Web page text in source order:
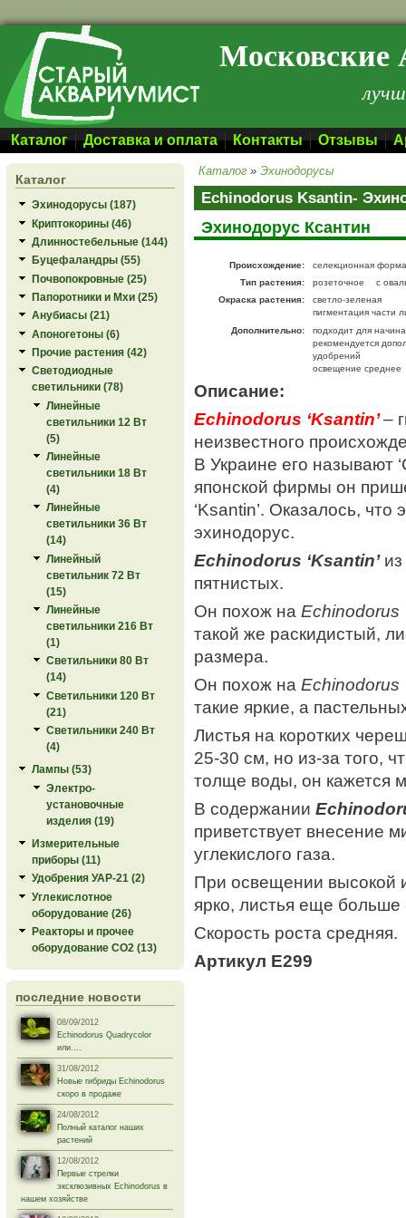
Перейти к основному содержанию Московские
Каталог Доставка и оплата Контакты Отзывы
Каталог
Эхинодорусы (187)
Криптокорины (46)
Длинностебельные (144)
Буцефаландры (55)
Почвопокровные (25)
Папоротники и Мхи (25)
Анубиасы (21)
Апоногетоны (6)
Прочие растения (42)
Светодиодные
светильники (78)
Линейные
светильники 12 Вт
(5)
Линейные
светильники 18 Вт
(4)
Линейные
светильники 36 Вт
(14)
Линейный
светильник 72 Вт
(15)
Линейные
светильники 216 Вт
(1)
Светильники 80 Вт
(14)
Светильники 120 Вт
(21)
Светильники 240 Вт
(4)
Лампы (53)
Электро-
установочные
изделия (19)
Измерительные
приборы (11)
Удобрения УАР-21 (2)
Углекислотное
оборудование (26)
Реакторы и прочее
оборудование СО2 (13)
последние новости
08/09/2012
Echinodorus Quadrycolor
или....
31/08/2012
Новые гибриды Echinodorus
скоро в продаже
24/08/2012
Полный каталог наших
растений
12/08/2012
Первые стрелки
эксклюзивных Echinodorus в
нашем хозяйстве
Каталог »Эхинодорусы
Echinodorus Ksantin-
Эхинодорус Ксантин
Происхождение:
селекционная
Тип растения:
розеточное
с
Окраска растения:
светло-зеленая
пигментация части
Дополнительно:
подходит для
рекомендуется
удобрений
освещение среднее
Описание:
Echinodorus ‘Ksantin’–
неизвестного
В Украине его называют
японской фирмы он
‘Ksantin’. Оказалось, что
эхинодорус.
Echinodorus ‘Ksantin’из
пятнистых.
Он похож наEchinodorus
такой же раскидистый,
размера.
Он похож наEchinodorus
такие яркие, а
Листья на коротких
25-30 см, но из-за того,
толще воды, он кажется
В содержании
приветствует внесение
углекислого газа.
При освещении высокой
ярко, листья еще больше
Скорость роста средняя.
Артикул E299